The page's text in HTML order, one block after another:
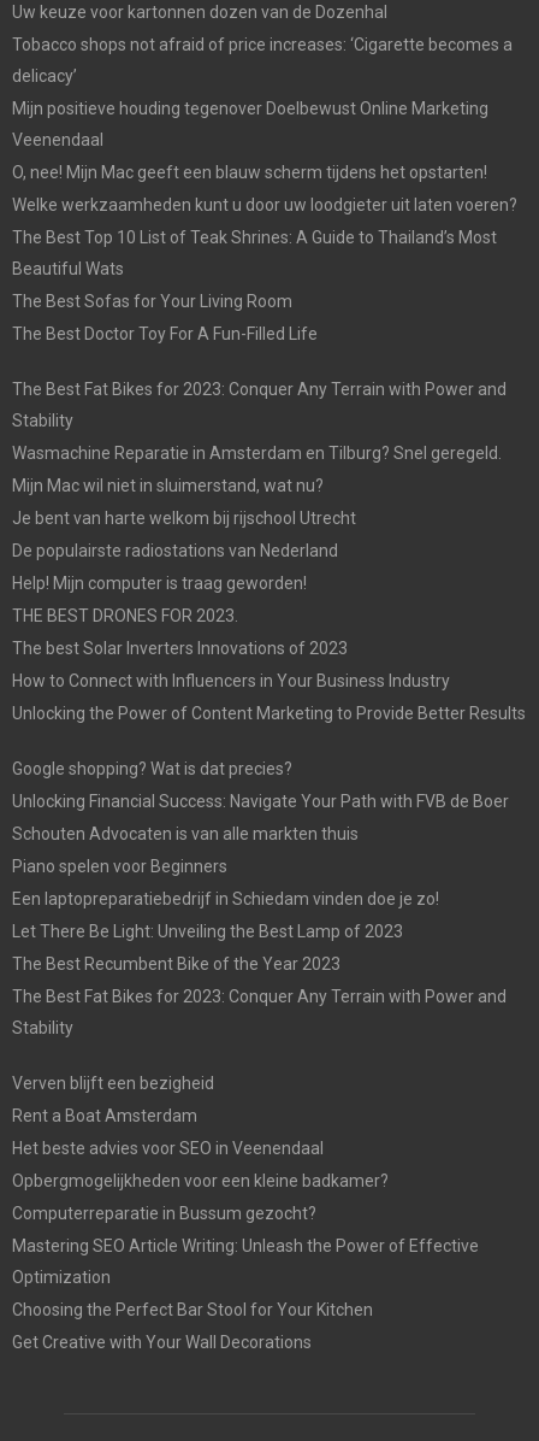
Uw keuze voor kartonnen dozen van de Dozenhal
Tobacco shops not afraid of price increases: ‘Cigarette becomes a
delicacy’
Mijn positieve houding tegenover Doelbewust Online Marketing
Veenendaal
O, nee! Mijn Mac geeft een blauw scherm tijdens het opstarten!
Welke werkzaamheden kunt u door uw loodgieter uit laten voeren?
The Best Top 10 List of Teak Shrines: A Guide to Thailand’s Most
Beautiful Wats
The Best Sofas for Your Living Room
The Best Doctor Toy For A Fun-Filled Life
The Best Fat Bikes for 2023: Conquer Any Terrain with Power and
Stability
Wasmachine Reparatie in Amsterdam en Tilburg? Snel geregeld.
Mijn Mac wil niet in sluimerstand, wat nu?
Je bent van harte welkom bij rijschool Utrecht
De populairste radiostations van Nederland
Help! Mijn computer is traag geworden!
THE BEST DRONES FOR 2023.
The best Solar Inverters Innovations of 2023
How to Connect with Influencers in Your Business Industry
Unlocking the Power of Content Marketing to Provide Better Results
Google shopping? Wat is dat precies?
Unlocking Financial Success: Navigate Your Path with FVB de Boer
Schouten Advocaten is van alle markten thuis
Piano spelen voor Beginners
Een laptopreparatiebedrijf in Schiedam vinden doe je zo!
Let There Be Light: Unveiling the Best Lamp of 2023
The Best Recumbent Bike of the Year 2023
The Best Fat Bikes for 2023: Conquer Any Terrain with Power and
Stability
Verven blijft een bezigheid
Rent a Boat Amsterdam
Het beste advies voor SEO in Veenendaal
Opbergmogelijkheden voor een kleine badkamer?
Computerreparatie in Bussum gezocht?
Mastering SEO Article Writing: Unleash the Power of Effective
Optimization
Choosing the Perfect Bar Stool for Your Kitchen
Get Creative with Your Wall Decorations